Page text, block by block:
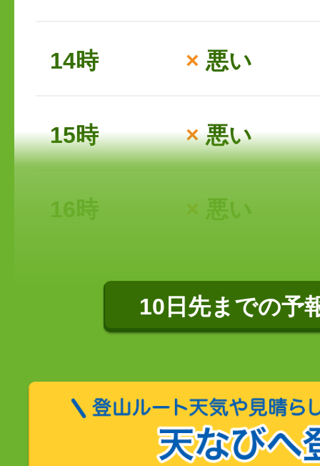
14時 × 悪い
15時 ×悪い
16時 × 悪い
10日先までの予